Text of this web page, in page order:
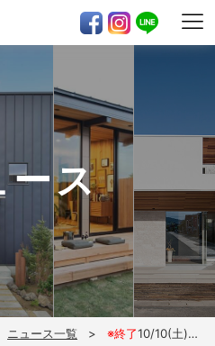
ース
ニュース一覧 ※終了10/10(土)～10/11(日)ZERO-CUBE KAI 完成見学会※完全予約制